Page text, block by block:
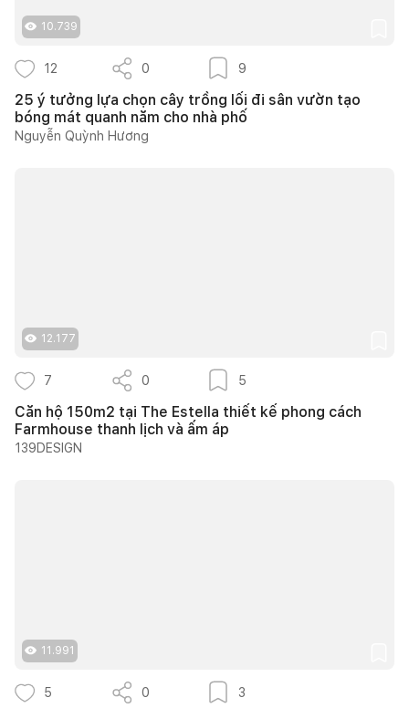
10.739
12 0 9
25 ý tưởng lựa chọn cây trồng lối đi sân vườn tạo
bóng mát quanh năm cho nhà phố
Nguyễn Quỳnh Hương
12.177
7 0 5
Căn hộ 150m2 tại The Estella thiết kế phong cách
Farmhouse thanh lịch và ấm áp
139DESIGN
11.991
5 0 3